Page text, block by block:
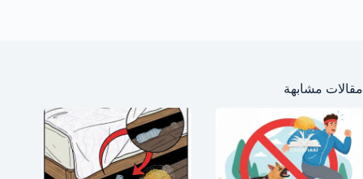
مقالات مشابهة